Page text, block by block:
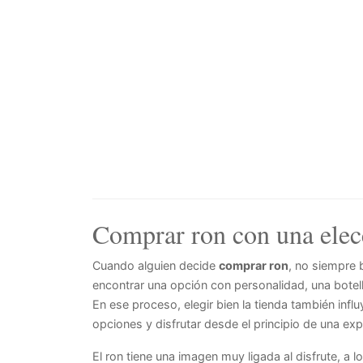
Comprar ron con una
Cuando alguien decide comprar ron, no siempre
encontrar una opción con personalidad, una
En ese proceso, elegir bien la tienda también
opciones y disfrutar desde el principio de una
El ron tiene una imagen muy ligada al disfrute, a